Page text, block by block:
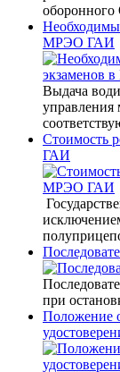
МРЭО ГАИ
Выдача
управления
Стоимость
ГАИ
при
Положение